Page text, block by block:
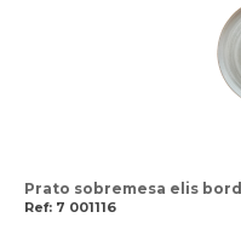
Prato sobremesa elis
Ref: 7 001116